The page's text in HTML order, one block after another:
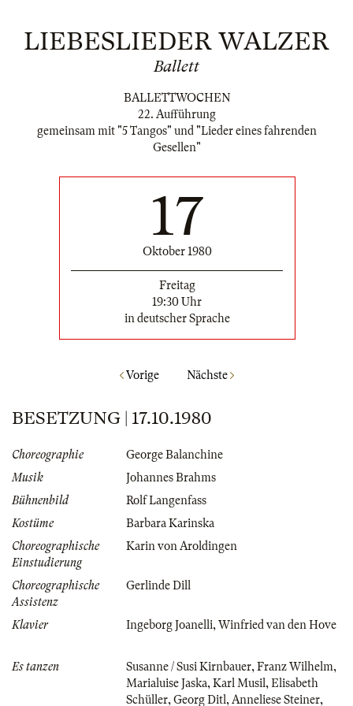
LIEBESLIEDER WALZER
Ballett
BALLETTWOCHEN
22. Aufführung
gemeinsam mit "5 Tangos" und "Lieder eines fahrenden
Gesellen"
17
Oktober 1980
Freitag
19:30 Uhr
in deutscher Sprache
Vorige Nächste
BESETZUNG | 17.10.1980
Choreographie
George Balanchine
Musik
Johannes Brahms
Bühnenbild
Rolf Langenfass
Kostüme
Barbara Karinska
Choreographische
Einstudierung
Karin von Aroldingen
Choreographische
Assistenz
Gerlinde Dill
Klavier Ingeborg Joanelli, Winfried van den Hove
Es tanzen Susanne / Susi Kirnbauer, Franz Wilhelm,
Marialuise Jaska, Karl Musil , Elisabeth
Schüller, Georg Ditl , Anneliese Steiner,